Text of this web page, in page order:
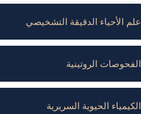
علم الأحياء الدقيقة التشخيصي
الفحوصات الروتينية
الكيمياء الحيوية السريرية